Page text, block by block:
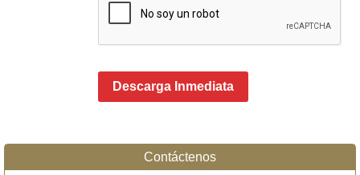
Descarga Inmediata
Contáctenos